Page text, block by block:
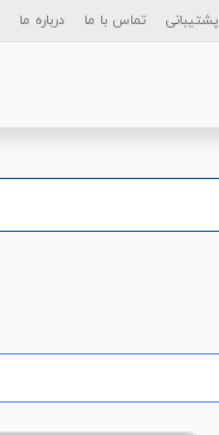
پشتیبانی تماس با ما درباره ما